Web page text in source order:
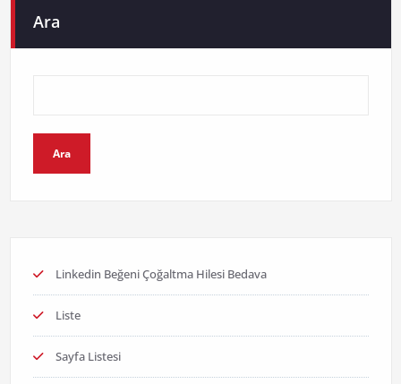
Ara
Ara
Linkedin Beğeni Çoğaltma Hilesi Bedava
Liste
Sayfa Listesi